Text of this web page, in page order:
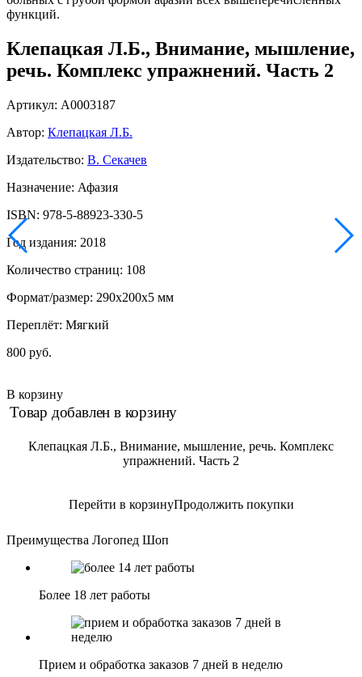
функций.
Клепацкая Л.Б., Внимание, мышление,
речь. Комплекс упражнений. Часть 2
Артикул: А0003187
Автор: Клепацкая Л.Б.
Издательство: В. Секачев
Назначение: Афазия
ISBN: 978-5-88923-330-5
Год издания: 2018
Количество страниц: 108
Формат/размер: 290x200x5 мм
Переплёт: Мягкий
800 руб.
В корзину
Товар добавлен в корзину
Клепацкая Л.Б., Внимание, мышление, речь. Комплекс
упражнений. Часть 2
Перейти в корзинуПродолжить покупки
Преимущества Логопед Шоп
Более 18 лет работы
Прием и обработка заказов 7 дней в неделю